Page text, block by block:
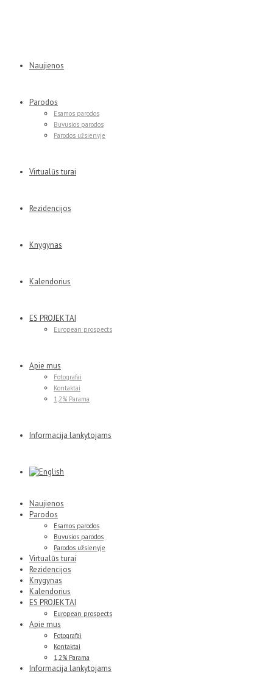
Naujienos
Parodos
Esamos parodos
Buvusios parodos
Parodos užsienyje
Virtualūs turai
Rezidencijos
Knygynas
Kalendorius
ES PROJEKTAI
European prospects
Apie mus
Fotografai
Kontaktai
1,2% Parama
Informacija lankytojams
Naujienos
Parodos
Esamos parodos
Buvusios parodos
Parodos užsienyje
Virtualūs turai
Rezidencijos
Knygynas
Kalendorius
ES PROJEKTAI
European prospects
Apie mus
Fotografai
Kontaktai
1,2% Parama
Informacija lankytojams